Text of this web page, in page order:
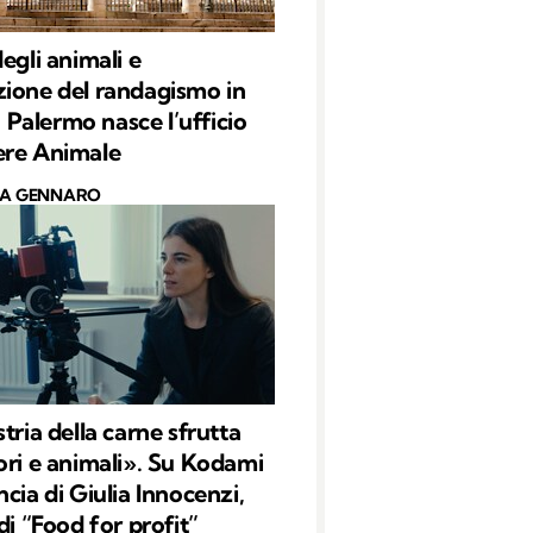
animali e
del randagismo in
Palermo nasce l’ufficio
Animale
GENNARO
della carne sfrutta
e animali». Su Kodami
di Giulia Innocenzi,
“Food for profit”